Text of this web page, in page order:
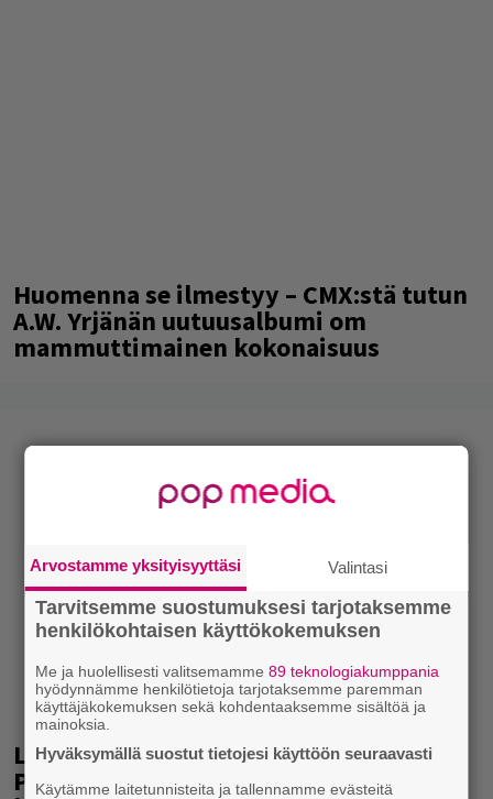
Huomenna se ilmestyy – CMX:stä tutun
A.W. Yrjänän uutuusalbumi om
mammuttimainen kokonaisuus
Laittomasta graffitista kiinni jäänyt
Paavo Arhinmäki jälleen spraypullo
Arvostamme yksityisyyttäsi Valintasi
Tarvitsemme suostumuksesi tarjotaksemme
henkilökohtaisen käyttökokemuksen
Me ja huolellisesti valitsemamme89 teknologiakumppania
hyödynnämme henkilötietoja tarjotaksemme paremman
käyttäjäkokemuksen sekä kohdentaaksemme sisältöä ja
mainoksia.
Hyväksymällä suostut tietojesi käyttöön seuraavasti
Käytämme laitetunnisteita ja tallennamme evästeitä